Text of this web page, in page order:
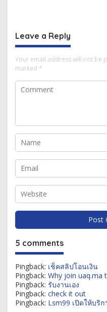
Leave a Reply
Your email address will not be
marked *
5 comments
Pingback: เช็คสลิปโอนเงิน
Pingback: Why join uaq.ma
Pingback: รับงานเอง
Pingback: check it out
Pingback: Lsm99 เปิดให้บริ